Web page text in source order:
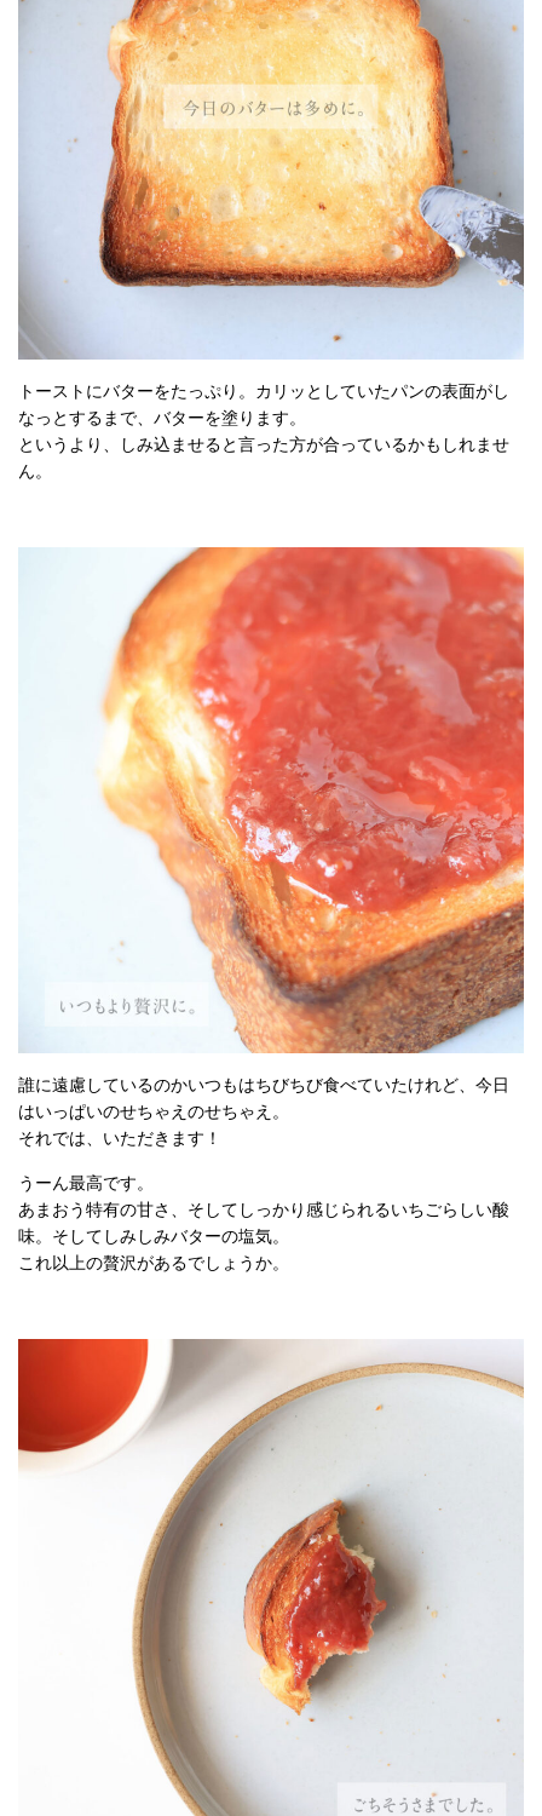
トーストにバターをたっぷり。カリッとしていたパンの表面がし
なっとするまで、バターを塗ります。
というより、しみ込ませると言った方が合っているかもしれませ
ん。
誰に遠慮しているのかいつもはちびちび食べていたけれど、今日
はいっぱいのせちゃえのせちゃえ。
それでは、いただきます！
うーん最高です。
あまおう特有の甘さ、そしてしっかり感じられるいちごらしい酸
味。そしてしみしみバターの塩気。
これ以上の贅沢があるでしょうか。